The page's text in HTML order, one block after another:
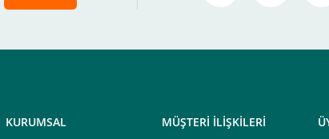
KURUMSAL MÜŞTERİ İLİŞKİLERİ